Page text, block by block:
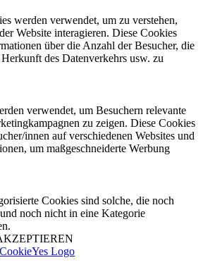
werden verwendet, um zu verstehen,
Website interagieren. Diese Cookies
über die Anzahl der Besucher, die
des Datenverkehrs usw. zu
verwendet, um Besuchern relevante
zu zeigen. Diese Cookies
innen auf verschiedenen Websites und
um maßgeschneiderte Werbung
Cookies sind solche, die noch
noch nicht in eine Kategorie